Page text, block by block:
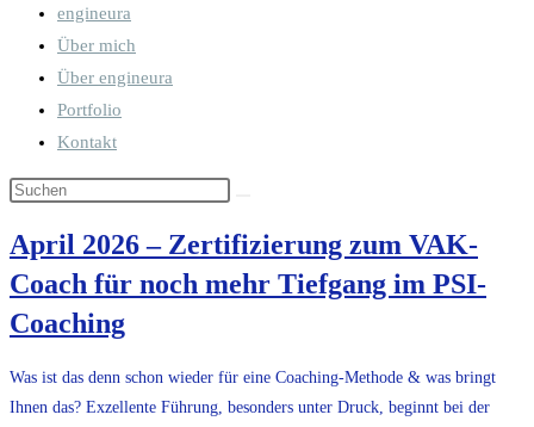
umschalten
engineura
Über mich
Über engineura
Portfolio
Kontakt
April 2026 – Zertifizierung zum VAK-
Coach für noch mehr Tiefgang im PSI-
Coaching
Was ist das denn schon wieder für eine Coaching-Methode & was bringt
Ihnen das? Exzellente Führung, besonders unter Druck, beginnt bei der